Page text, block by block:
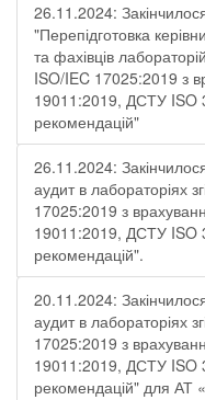
26.11.2024:
"Перепідготовка
та фахівців
ISO/IEC 17025:2019 з
19011:2019, ДСТУ ISO
рекомендацій"
26.11.2024:
аудит в лабораторіях
17025:2019 з
19011:2019, ДСТУ ISO
рекомендацій".
20.11.2024:
аудит в лабораторіях
17025:2019 з
19011:2019, ДСТУ ISO
рекомендацій" для АТ